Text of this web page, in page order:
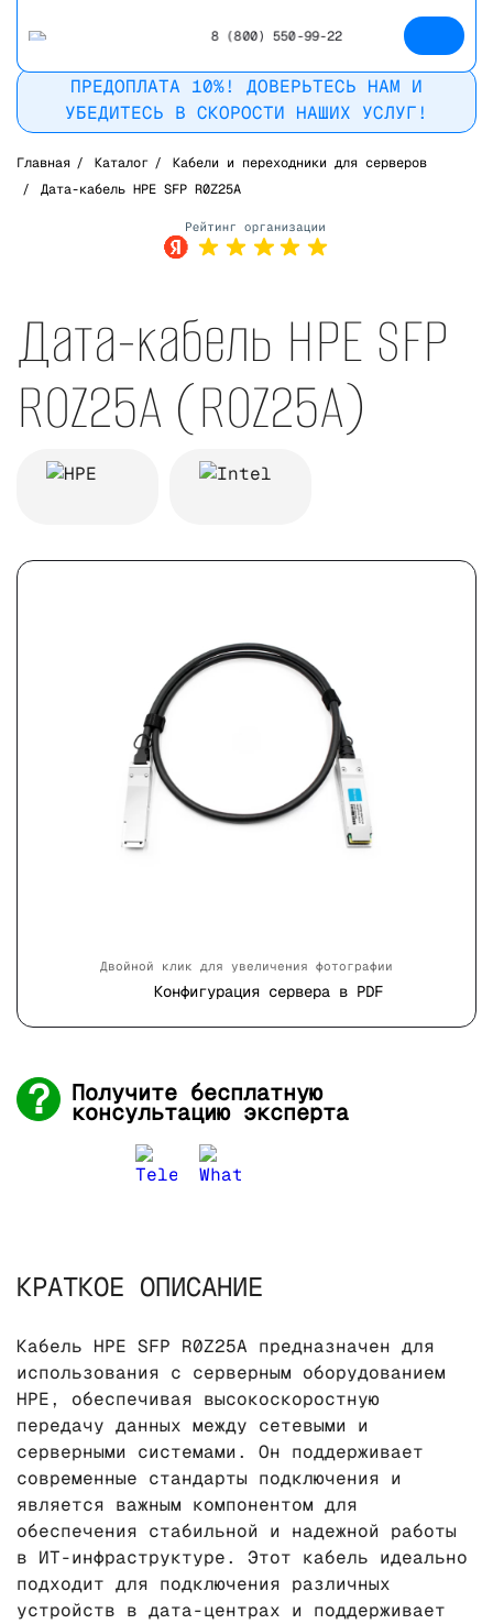
8 (800) 550-99-22
ПРЕДОПЛАТА 10%! ДОВЕРЬТЕСЬ НАМ И
УБЕДИТЕСЬ В СКОРОСТИ НАШИХ УСЛУГ!
Главная / Каталог /
Кабели и переходники для серверов
/
Дата-кабель HPE SFP R0Z25A
Дата-кабель HPE SFP
R0Z25A (R0Z25A)
Двойной клик для увеличения фотографии
Конфигурация сервера в PDF
Получите бесплатную
консультацию эксперта
КРАТКОЕ ОПИСАНИЕ
Кабель HPE SFP R0Z25A предназначен для
использования с серверным оборудованием
HPE, обеспечивая высокоскоростную
передачу данных между сетевыми и
серверными системами. Он поддерживает
современные стандарты подключения и
является важным компонентом для
обеспечения стабильной и надежной работы
в ИТ-инфраструктуре. Этот кабель идеально
подходит для подключения различных
устройств в дата-центрах и поддерживает